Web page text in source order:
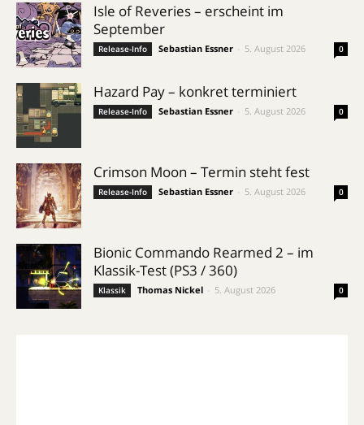
Isle of Reveries – erscheint im
September
Release-Info Sebastian Essner 5. August 2026 0
Hazard Pay – konkret terminiert
Release-Info Sebastian Essner 5. August 2026 0
Crimson Moon – Termin steht fest
Release-Info Sebastian Essner 5. August 2026 0
Bionic Commando Rearmed 2 – im
Klassik-Test (PS3 / 360)
Klassik Thomas Nickel 5. August 2026 0